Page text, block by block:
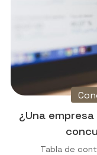
¿Una
Tabla de contenidos ¿Qué es